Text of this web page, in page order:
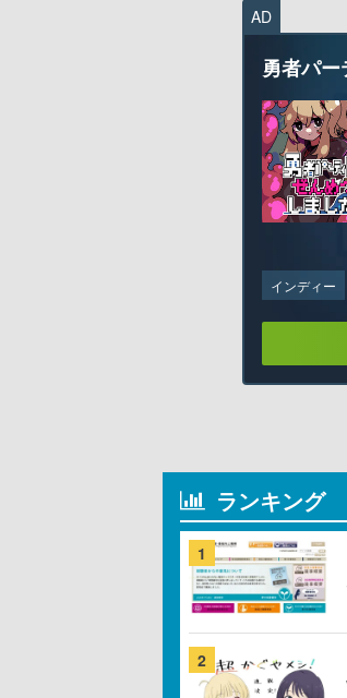
AD
勇者パー
インディー
ランキング
1
2